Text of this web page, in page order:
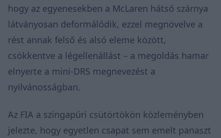
hogy az egyenesekben a McLaren hátsó szárnya
látványosan deformálódik, ezzel megnövelve a
rést annak felső és alsó eleme között,
csökkentve a légellenállást – a megoldás hamar
elnyerte a mini-DRS megnevezést a
nyilvánosságban.
Az FIA a szingapúri csütörtökön közleményben
jelezte, hogy egyetlen csapat sem emelt panaszt